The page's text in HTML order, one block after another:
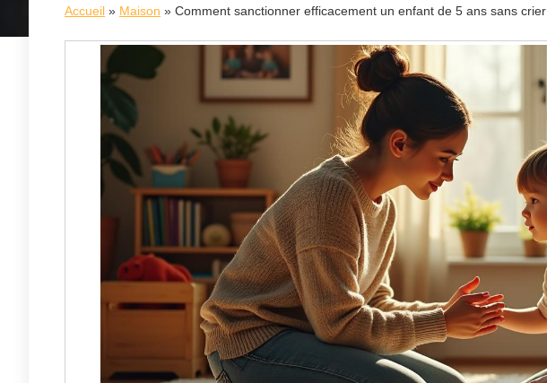
Accueil » Maison » Comment sanctionner efficacement un enfant de 5 ans sans crier